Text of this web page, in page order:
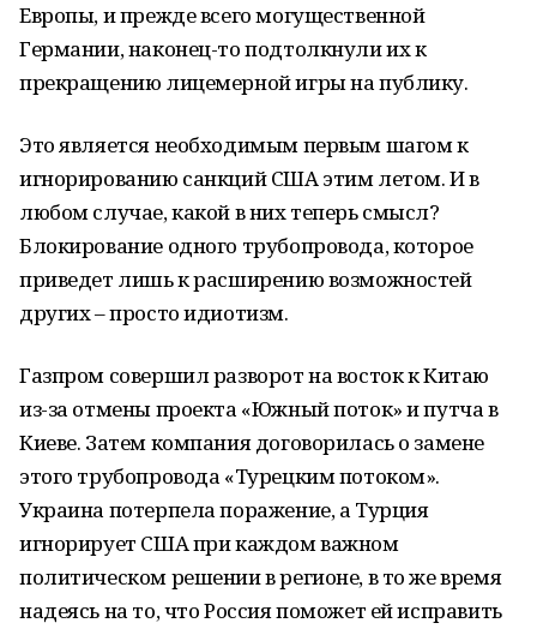
Европы, и прежде всего могущественной
Германии, наконец-то подтолкнули их к
прекращению лицемерной игры на публику.
Это является необходимым первым шагом к
игнорированию санкций США этим летом. И в
любом случае, какой в них теперь смысл?
Блокирование одного трубопровода, которое
приведет лишь к расширению возможностей
других – просто идиотизм.
Газпром совершил разворот на восток к Китаю
из-за отмены проекта «Южный поток» и путча в
Киеве. Затем компания договорилась о замене
этого трубопровода «Турецким потоком».
Украина потерпела поражение, а Турция
игнорирует США при каждом важном
политическом решении в регионе, в то же время
надеясь на то, что Россия поможет ей исправить